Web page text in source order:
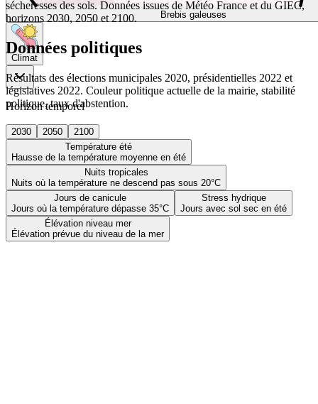
Brebis galeuses
Climat
Horizon temporel
2030 2050
2100
Température été
Hausse de la température moyenne en été
Nuits tropicales
Nuits où la température ne descend pas sous 20°C
Jours de canicule
Jours où la température dépasse 35°C
Stress hydrique
Jours avec sol sec en été
Élévation niveau mer
Élévation prévue du niveau de la mer
sécheresses des sols. Données issues de Météo France et du GIEC,
horizons 2030, 2050 et 2100.
Données politiques
Résultats des élections municipales 2020, présidentielles 2022 et
législatives 2022. Couleur politique actuelle de la mairie, stabilité
politique, taux d'abstention.